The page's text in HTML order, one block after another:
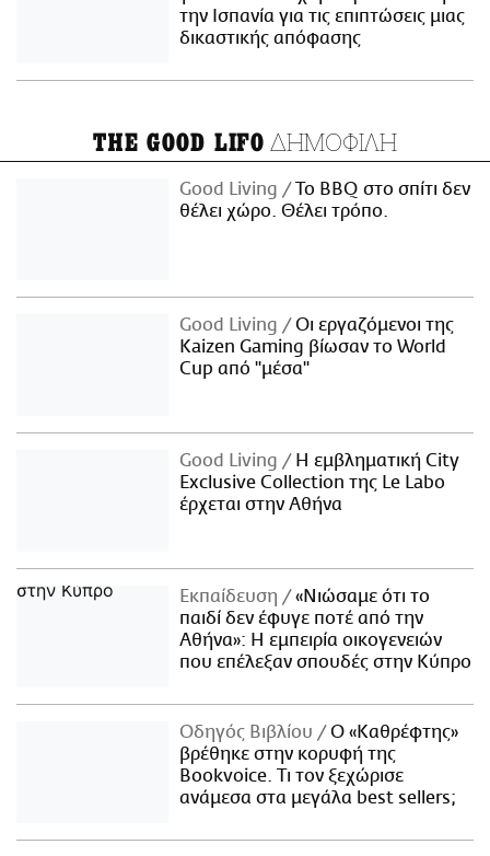
την Ισπανία για τις επιπτώσεις μιας
δικαστικής απόφασης
THE GOOD LIFO ΔΗΜΟΦΙΛΗ
Good Living
Το BBQ στο σπίτι δεν
θέλει χώρο. Θέλει τρόπο.
Good Living
Οι εργαζόμενοι της
Kaizen Gaming βίωσαν το World
Cup από "μέσα"
Good Living
Η εμβληματική City
Exclusive Collection της Le Labo
έρχεται στην Αθήνα
Εκπαίδευση
«Νιώσαμε ότι το
παιδί δεν έφυγε ποτέ από την
Αθήνα»: Η εμπειρία οικογενειών
που επέλεξαν σπουδές στην Κύπρο
Οδηγός Βιβλίου
Ο «Καθρέφτης»
βρέθηκε στην κορυφή της
Bookvoice. Τι τον ξεχώρισε
ανάμεσα στα μεγάλα best sellers;